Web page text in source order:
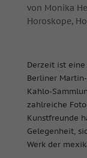
von Monika
Horoskope,
Derzeit ist
Berliner
Kahlo-
zahlreiche
Kunstfreunde
Gelegenheit,
Werk der